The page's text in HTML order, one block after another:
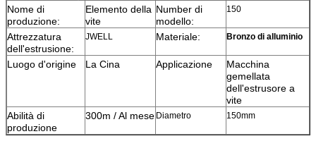
Nome di
produzione:
Elemento della
vite
Number di
modello:
150
Attrezzatura
dell'estrusione:
JWELL Materiale: Bronzo di alluminio
Luogo d'origine La Cina Applicazione
Macchina
gemellata
dell'estrusore a
vite
Abilità di
produzione
300m / Al mese Diametro 150mm